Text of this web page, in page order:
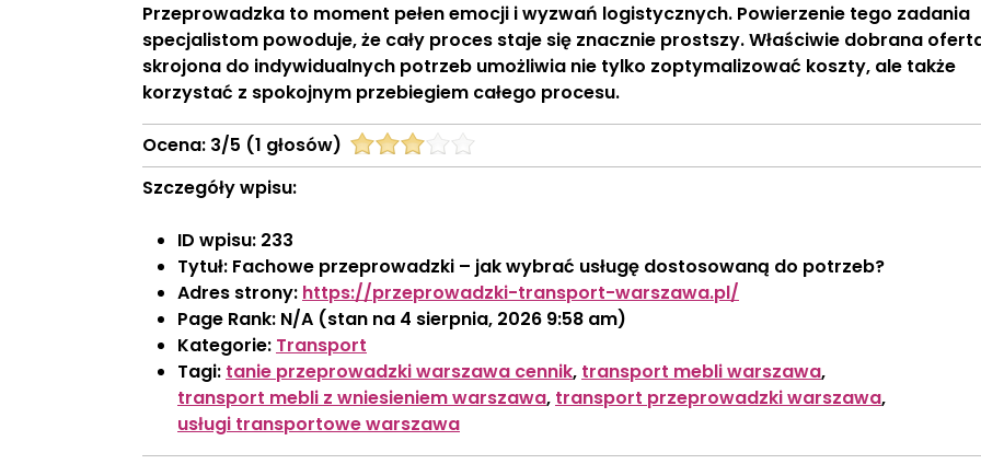
Przeprowadzka to moment pełen emocji i wyzwań logistycznych. Powierzenie tego zadania
specjalistom powoduje, że cały proces staje się znacznie prostszy. Właściwie dobrana
skrojona do indywidualnych potrzeb umożliwia nie tylko zoptymalizować koszty, ale także
korzystać z spokojnym przebiegiem całego procesu.
Ocena: 3/5 (1 głosów)
Szczegóły wpisu:
ID wpisu: 233
Tytuł: Fachowe przeprowadzki – jak wybrać usługę dostosowaną do potrzeb?
Adres strony: https://przeprowadzki-transport-warszawa.pl/
Page Rank: N/A (stan na 4 sierpnia, 2026 9:58 am)
Kategorie: Transport
Tagi: tanie przeprowadzki warszawa cennik, transport mebli warszawa,
transport mebli z wniesieniem warszawa, transport przeprowadzki warszawa,
usługi transportowe warszawa